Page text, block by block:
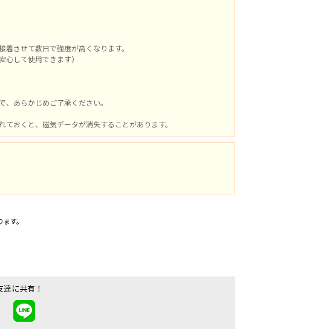
させて数日で強度が高くなります。
心して使用できます）
あらかじめご了承ください。
おくと、磁気データが消失することがあります。
す。
達に共有！